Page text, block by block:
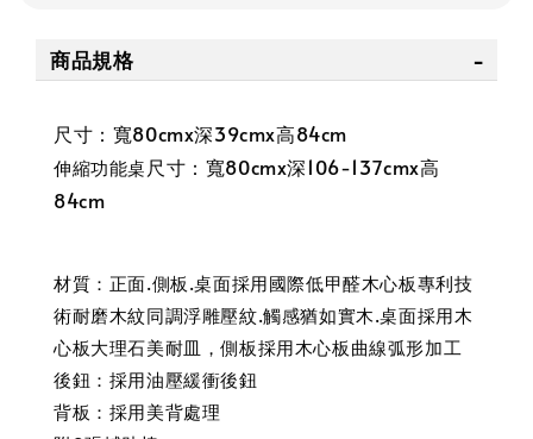
商品規格
尺寸：寬80cmx深39cmx高84cm
伸縮功能桌尺寸：寬80cmx深106-137cmx高
84cm
材質：正面.側板.桌面採用國際低甲醛木心板專利技
術耐磨木紋同調浮雕壓紋.觸感猶如實木.桌面採用木
心板大理石美耐皿，側板採用木心板曲線弧形加工
後鈕：採用油壓緩衝後鈕
背板：採用美背處理